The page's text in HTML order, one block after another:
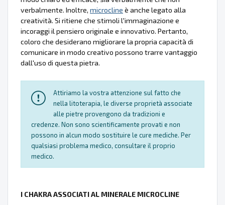
verbalmente. Inoltre, microcline è anche legato alla
creatività. Si ritiene che stimoli l'immaginazione e
incoraggi il pensiero originale e innovativo. Pertanto,
coloro che desiderano migliorare la propria capacità di
comunicare in modo creativo possono trarre vantaggio
dall'uso di questa pietra.
Attiriamo la vostra attenzione sul fatto che
nella litoterapia, le diverse proprietà associate
alle pietre provengono da tradizioni e
credenze. Non sono scientificamente provati e non
possono in alcun modo sostituire le cure mediche. Per
qualsiasi problema medico, consultare il proprio
medico.
I CHAKRA ASSOCIATI AL MINERALE MICROCLINE